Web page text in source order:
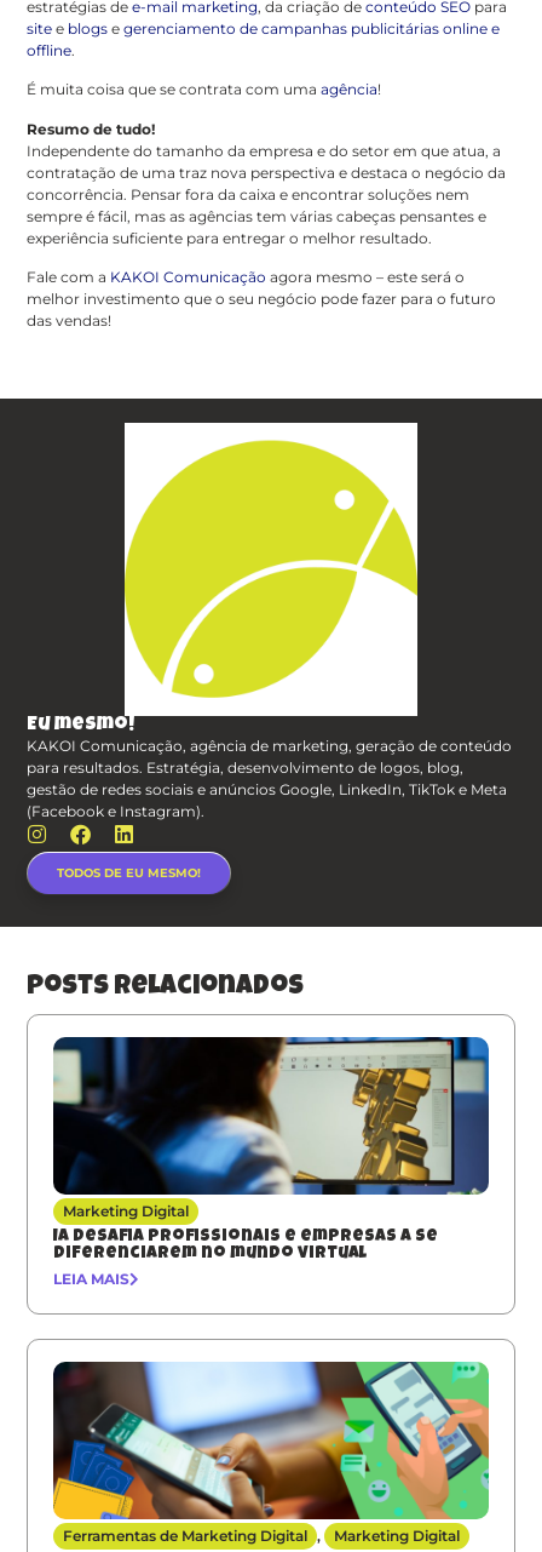
estratégias dee-mail marketing, da criação deconteúdo SEO para
site e blogs egerenciamento de campanhas publicitárias online e
offline.
É muita coisa que se contrata com umaagência!
Resumo de tudo!
Independente do tamanho da empresa e do setor em que atua, a
contratação de uma traz nova perspectiva e destaca o negócio da
concorrência. Pensar fora da caixa e encontrar soluções nem
sempre é fácil, mas as agências tem várias cabeças pensantes e
experiência suficiente para entregar o melhor resultado.
Fale com a KAKOI Comunicação agora mesmo – este será o
melhor investimento que o seu negócio pode fazer para o futuro
das vendas!
Eu mesmo!
KAKOI Comunicação, agência de marketing, geração de conteúdo
para resultados. Estratégia, desenvolvimento de logos, blog,
gestão de redes sociais e anúncios Google, LinkedIn, TikTok e Meta
(Facebook e Instagram).
TODOS DE EU MESMO!
posts relacionados
Marketing Digital
IA desafia profissionais e empresas a se
diferenciarem no mundo virtual
LEIA MAIS
Ferramentas de Marketing Digital , Marketing Digital